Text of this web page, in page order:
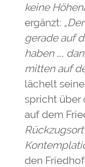
keine
ergänzt: „
gerade auf
haben …,
mitten auf
lächelt
spricht über
auf dem
den